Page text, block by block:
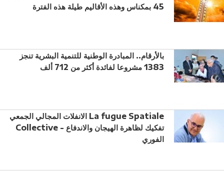
45 بمكناس وهذه الأقاليم طيلة هذه الفترة
بالأرقام.. المبادرة الوطنية للتنمية البشرية تنجز
1383 مشروعا لفائدة أكثر من 712 ألف
الانفلات المجالي الجمعي La fugue Spatiale
Collective - تفكيك لظاهرة الهيجان والاندفاع
الفوري